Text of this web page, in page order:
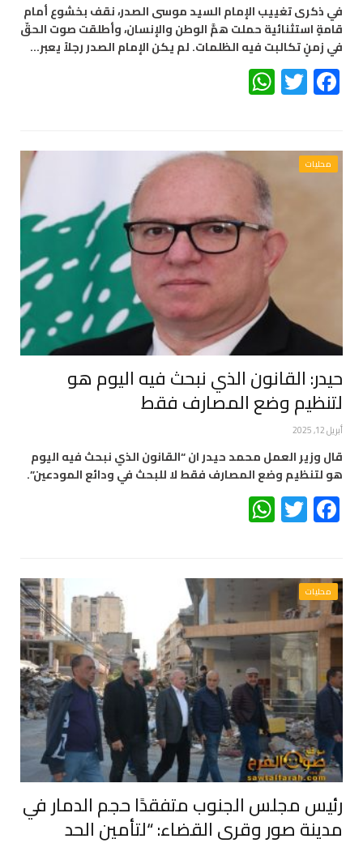
في ذكرى تغييب الإمام السيد موسى الصدر، نقف بخشوع أمام
قامةٍ استثنائية حملت همَّ الوطن والإنسان، وأطلقت صوت الحقّ
في زمنٍ تكالبت فيه الظلمات. لم يكن الإمام الصدر رجلاً يعبر…
Facebook
Twitter
محليات
حيدر: القانون الذي نبحث فيه اليوم هو
لتنظيم وضع المصارف فقط
أبريل 12, 2025
قال وزير العمل محمد حيدر ان “القانون الذي نبحث فيه اليوم
هو لتنظيم وضع المصارف فقط لا للبحث في ودائع المودعين”.
Facebook
Twitter
محليات
رئيس مجلس الجنوب متفقدًا حجم الدمار في
مدينة صور وقرى القضاء: “لتأمين الحد